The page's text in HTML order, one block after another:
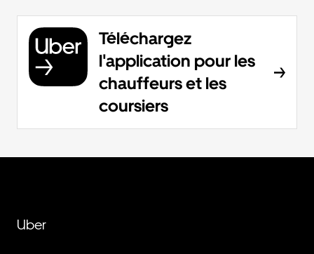
Téléchargez
l'application pour les
chauffeurs et les
coursiers
Uber